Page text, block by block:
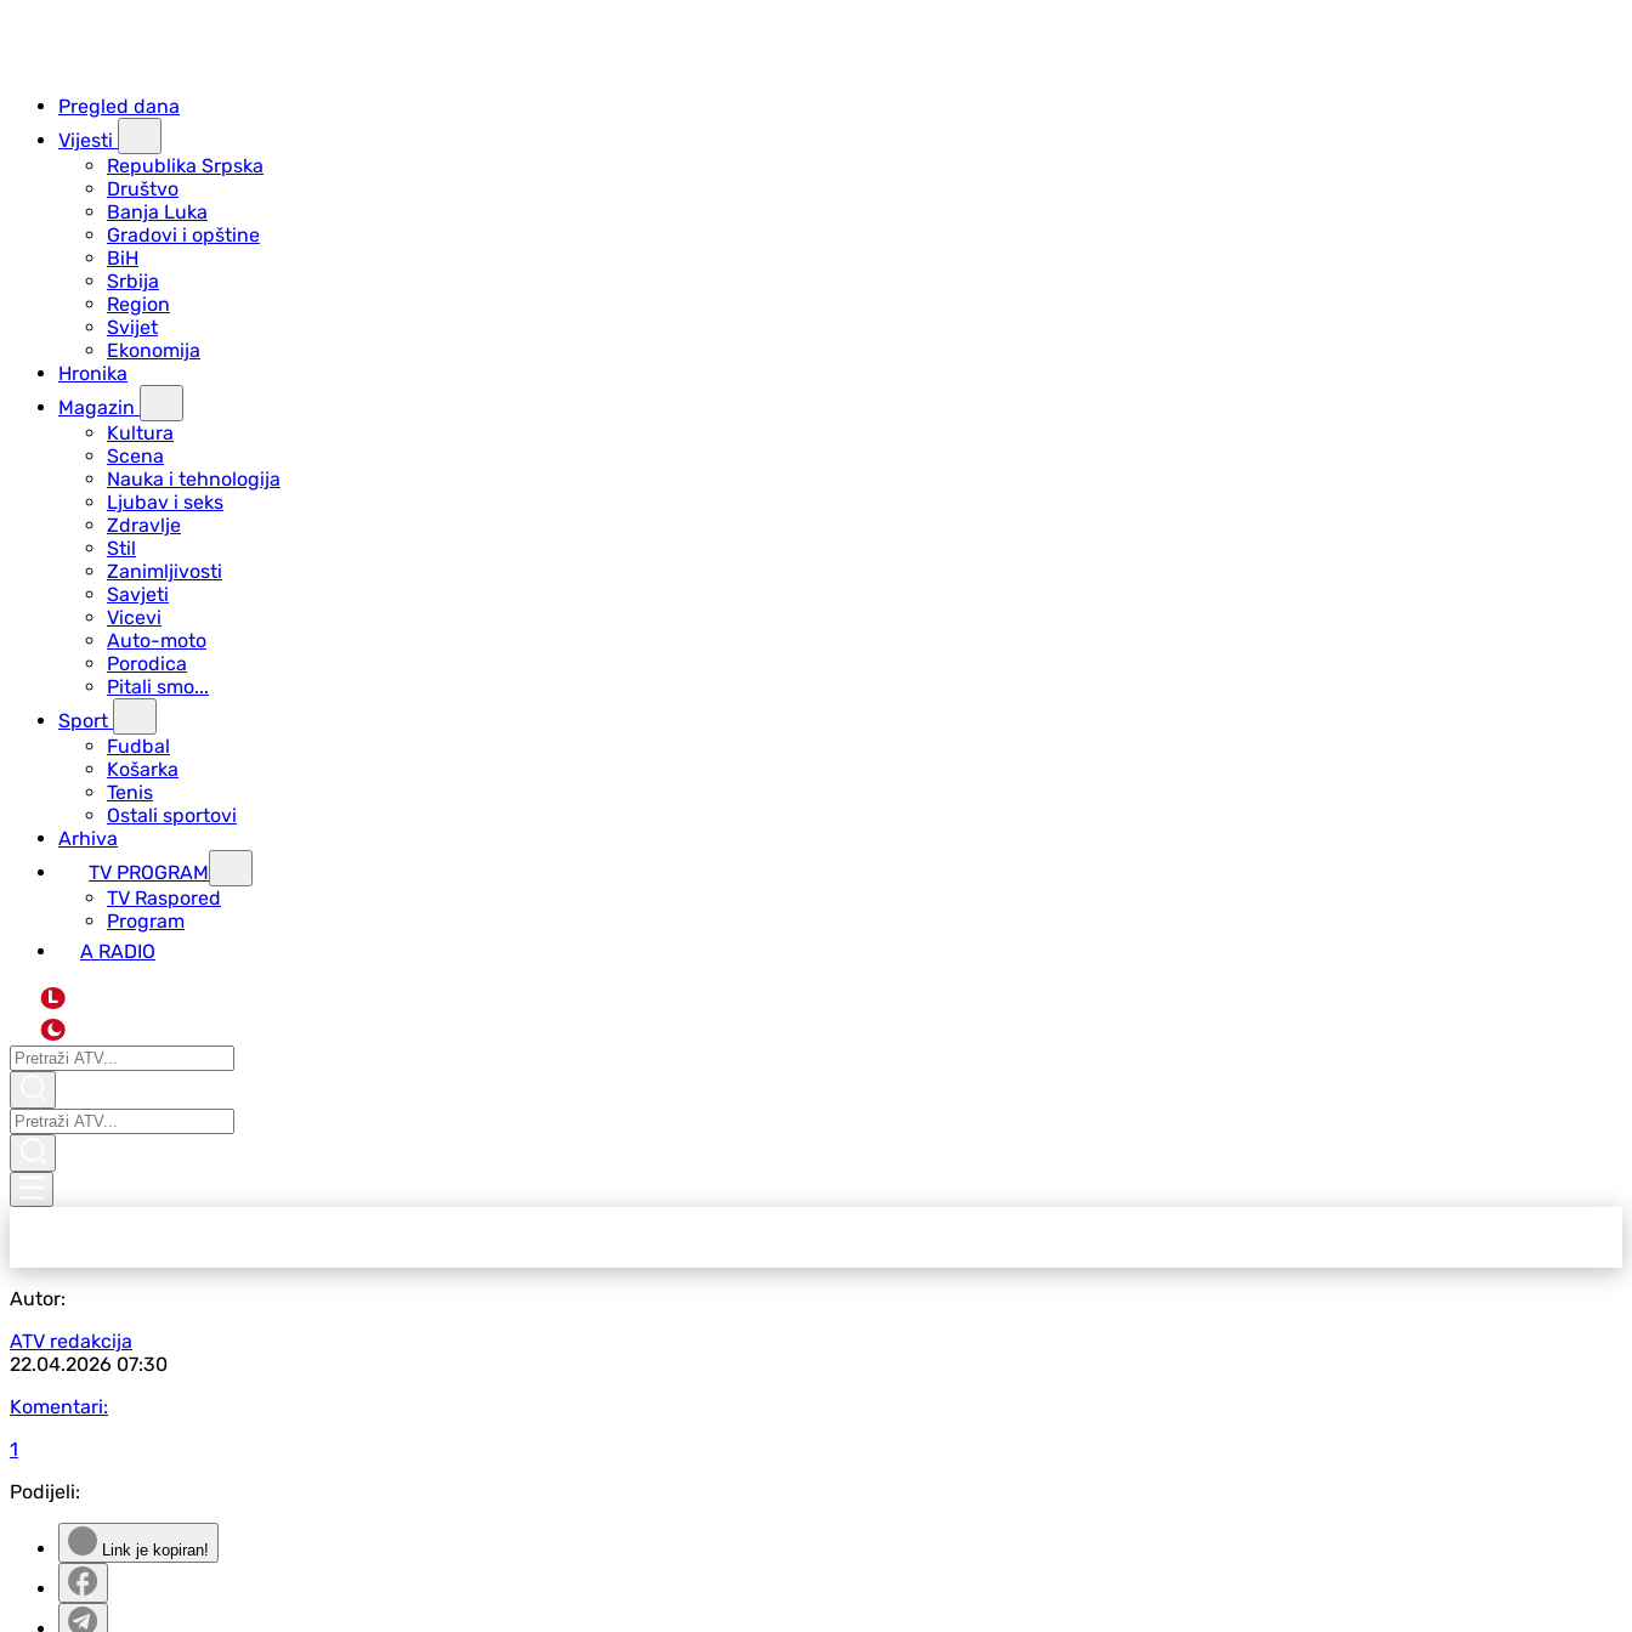
Pregled dana
Vijesti
Republika Srpska
Društvo
Banja Luka
Gradovi i opštine
BiH
Srbija
Region
Svijet
Ekonomija
Hronika
Magazin
Kultura
Scena
Nauka i tehnologija
Ljubav i seks
Zdravlje
Stil
Zanimljivosti
Savjeti
Vicevi
Auto-moto
Porodica
Pitali smo...
Sport
Fudbal
Košarka
Tenis
Ostali sportovi
Arhiva
TV PROGRAM
ТV Raspored
Program
A RADIO
L
Autor:
ATV redakcija
22.04.2026 07:30
Komentari:
1
Podijeli:
Link je kopiran!